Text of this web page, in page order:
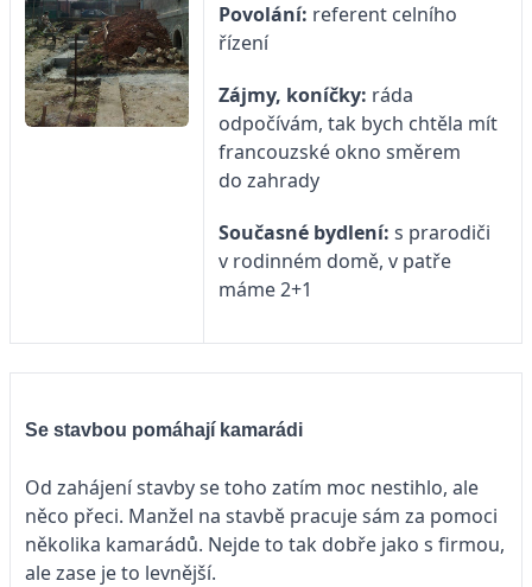
Povolání: referent celního
řízení
Zájmy, koníčky: ráda
odpočívám, tak bych chtěla mít
francouzské okno směrem
do zahrady
Současné bydlení: s prarodiči
v rodinném domě, v patře
máme 2+1
Se stavbou pomáhají kamarádi
Od zahájení stavby se toho zatím moc nestihlo, ale
něco přeci. Manžel na stavbě pracuje sám za pomoci
několika kamarádů. Nejde to tak dobře jako s firmou,
ale zase je to levnější.